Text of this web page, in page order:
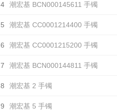
4 潮宏基 BCN000145611 手镯
5 潮宏基 CC0001214400 手镯
6 潮宏基 CC0001215200 手镯
7 潮宏基 BCN000144811 手镯
8 潮宏基 2 手镯
9 潮宏基 5 手镯